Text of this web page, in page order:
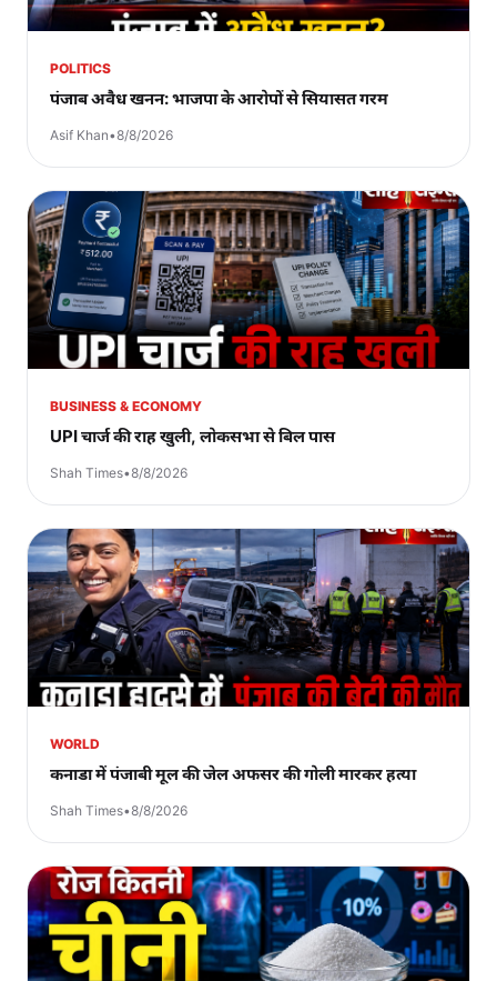
POLITICS
पंजाब अवैध खनन: भाजपा के आरोपों से सियासत गरम
Asif Khan•8/8/2026
BUSINESS & ECONOMY
UPI चार्ज की राह खुली, लोकसभा से बिल पास
Shah Times•8/8/2026
WORLD
कनाडा में पंजाबी मूल की जेल अफसर की गोली मारकर हत्या
Shah Times•8/8/2026